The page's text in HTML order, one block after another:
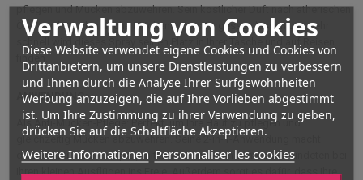
Verwaltung von Cookies
Diese Website verwendet eigene Cookies und Cookies von
Drittanbietern, um unsere Dienstleistungen zu verbessern
und Ihnen durch die Analyse Ihrer Surfgewohnheiten
Werbung anzuzeigen, die auf Ihre Vorlieben abgestimmt
ist. Um Ihre Zustimmung zu ihrer Verwendung zu geben,
drücken Sie auf die Schaltfläche Akzeptieren.
Weitere Informationen Personnaliser les cookies
pflegen und Mücken abzuwehren. Sein köstlicher Duft nach ätherischen
Ölen wird Sie chemische Mückensprays vergessen lassen und sehr
schnell wird dieses Spray seinen Platz in Ihrer Tasche und auf Reisen
finden.
ANWENDUNG:
Als Anti-Mücken-Pflege: Perfekt, um Ihre Haut zu pflegen und
gleichzeitig Mücken abzuwehren. Seine 2-in-1-Anwendung macht
dieses Anti-Mücken-Spray mit Monoi zu einem echten Verbündeten bei
Ihren kleinen Ausflügen ins Freie. Außerdem sorgt es dafür, dass Ihre